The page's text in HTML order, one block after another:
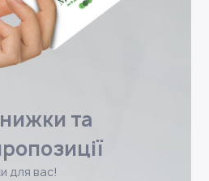
та
для вас!